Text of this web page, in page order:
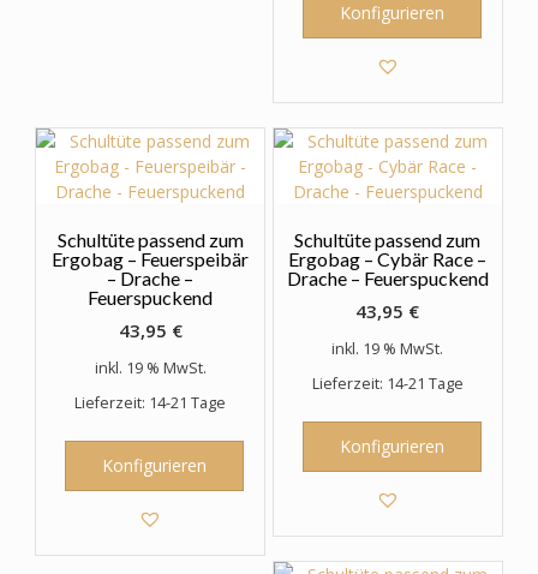
Konfigurieren
Schultüte passend zum
Ergobag – Cybär Race –
Drache – Feuerspuckend
43,95 €
inkl. 19 % MwSt.
Lieferzeit: 14-21 Tage
Konfigurieren
Schultüte passend zum
Ergobag – Feuerspeibär
– Drache –
Feuerspuckend
43,95 €
inkl. 19 % MwSt.
Lieferzeit: 14-21 Tage
Konfigurieren